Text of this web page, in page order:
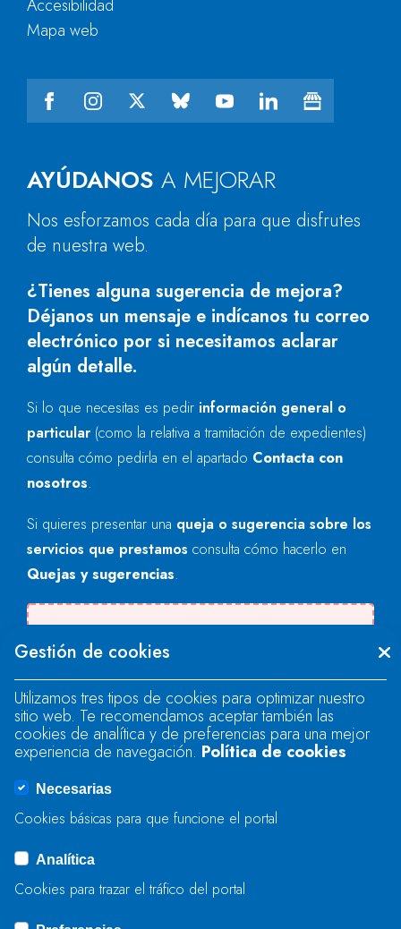
AYÚDANOS A MEJORAR
Nos esforzamos cada día para que disfrutes
de nuestra web.
¿Tienes alguna sugerencia de mejora?
Déjanos un mensaje e indícanos tu correo
electrónico por si necesitamos aclarar
algún detalle.
Si lo que necesitas es pedir información general o
particular (como la relativa a tramitación de expedientes)
consulta cómo pedirla en el apartado Contacta con
nosotros.
Si quieres presentar una queja o sugerencia sobre los
servicios que prestamos consulta cómo hacerlo en
Quejas y sugerencias.
"text".
Se produjo un error al cargar el campo
"text".
Se produjo un error al cargar el campo
ENVIAR
Accesibilidad
Mapa web
Gestión de cookies
Utilizamos tres tipos de cookies para optimizar nuestro
sitio web. Te recomendamos aceptar también las
cookies de analítica y de preferencias para una mejor
experiencia de navegación. Política de cookies
Necesarias
Cookies básicas para que funcione el portal
Analítica
Cookies para trazar el tráfico del portal